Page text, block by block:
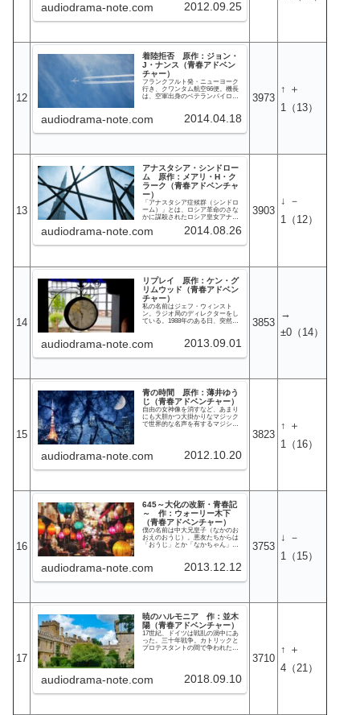
理由から登山を諦めた男だった。
しかし彼は撤退中に突然本国に呼
び戻され、少尉に特進の上、精鋭
な訓練を経て実行に移される特殊
を生じていく。そうした中、シュ
ペングラーは任務のため、自分自
身の過去に決着をつけるためにア
イガー北壁へと向かう。
audiodrama-note.com 2012.09.25
12
着陸拒否 原作：ジョン・
J・ナンス（青春アドベン
チャー）
フランクフルト発・ニューヨーク
行き、クワンタム航空66便。機長
は、空軍出身のベテランパイロッ
のチェックキャプテンでもあるデ
ィック・ロブ。クリスマス前の12
月22日に離陸したその便は、アメ
のフライトのはずだった。機内で
て、ロンドンのヒースロー空港へ
の緊急着陸を決断せざるを得なく
なったことさえ、想定の範囲外の
できごとではない。しかし、ヒー
スロー空港が不可解にも66便の着
陸を拒否したことにより、事態は
もはや通常の出来事とは言えなく
なった。そして迎える急病人の
死。それは緊急事態の終わりでは
なく、始まりに過ぎなかったの
audiodrama-note.com 2014.04.18
3973
↑ ＋
1
（13）
13
アナスタシア・シンドロー
ム 原作：メアリ・H・ク
ラーク（青春アドベンチャ
ー）
「アナスタシア症候群（シンドロ
ーム）」とは、ロシア革命のさな
かに謀殺されたロシア皇女アナス
格を乗っ取ったとされた現象であ
提唱者である精神科医のパテール
ことが出来ると発表し、世間から
非難を得た。ロンドンに滞在する
歴史小説家のジュディス・チェー
スは幸せの絶頂にあった。仕事で
は美貌の女流作家という名声を手
にし、プライベートでは内務大臣
スティーブン・ハレットから求婚
されたのだ。しかし、戦災孤児で
を知りたいという昔からの悩みが
あった。しかも、最近になって頻
憶が蘇るようになった。大きな爆
れ、催眠療法により過去の記憶を
探ろうとする。しかし、それこそ
がジュディスの身に不思議な記憶
喪失現象が起きる始まりだったの
だ。
audiodrama-note.com 2014.08.26
3903
↓ －
1
（12）
14
リプレイ 原作：ケン・グ
リムウッド（青春アドベン
チャー）
私の名前はジェフ・ウィンスト
ン。ラジオ局のディレクターをし
ている。1988年のある日、突然胸
ま、大学生であった1963年に戻っ
ていた。つまり、精神だけ年月を
飛び越えて18歳の自分自身の体の
元の時代に戻る方法も思いつかな
うに行動を始めたのだが、これは
私の何度も繰り返される人生の始
まりに過ぎなかった。
audiodrama-note.com 2013.09.01
3853
→
±0 （14）
15
青の時間 原作：薄井ゆう
じ（青春アドベンチャー）
自由の女神像を消すなど、あまり
にも大胆かつ大掛かりなマジック
で世界的な名声を有するマジシャ
いく自信が全くない。というのも
ブルーの正体は誰も知らないの
な好意を見せるのか。ブルーが富
士山麓で行うという10万人を消滅
させるマジックの目的は何なの
か。
audiodrama-note.com 2012.10.20
3823
↑ ＋
1
（16）
16
645～大化の改新・青春記
～ 作：ウォーリー木下
（青春アドベンチャー）
僕の名前は中大兄皇子（なかのお
おえのおうじ）。悪友たちからは
「おうじ」とか「なかちゃん」と
プは、ある大きなことを実行に移
そうとしている。チェンジ・ザ・
ワールド！政権を握る蘇我入鹿を
が、僕らって何となく頼りない。
の、みんな、どこか真剣味に欠け
ている気がする。これで無事にク
ーデターは成功するのだろうか。
audiodrama-note.com 2013.12.12
3753
↓ －
1
（15）
17
暁のハルモニア 作：並木
陽（青春アドベンチャー）
17世紀、ドイツは戦乱の渦中にあ
った。三十年戦争。カトリックと
プロテスタントの間で争われた最
れば「暗黒の中世」は終わりを告
げつつある時代。しかし、イタリ
audiodrama-note.com 2018.09.10
3710
↑ ＋
4（21）